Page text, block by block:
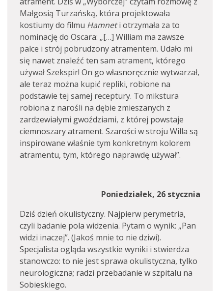
Małgosią Turzańską, która projektowała
kostiumy do filmu Hamneti otrzymała za to
nominację do Oscara: „[…] William ma zawsze
palce i strój pobrudzony atramentem. Udało mi
się nawet znaleźć ten sam atrament, którego
używał Szekspir! On go własnoręcznie wytwarzał,
ale teraz można kupić repliki, robione na
podstawie tej samej receptury. To mikstura
robiona z narośli na dębie zmieszanych z
zardzewiałymi gwoździami, z której powstaje
ciemnoszary atrament. Szarości w stroju Willa są
inspirowane właśnie tym konkretnym kolorem
atramentu, tym, którego naprawdę używał”.
Poniedziałek, 26 stycznia
Dziś dzień okulistyczny. Najpierw perymetria,
czyli badanie pola widzenia. Pytam o wynik: „Pan
widzi inaczej”. (Jakoś mnie to nie dziwi).
Specjalista ogląda wszystkie wyniki i stwierdza
stanowczo: to nie jest sprawa okulistyczna, tylko
neurologiczna; radzi przebadanie w szpitalu na
Sobieskiego.